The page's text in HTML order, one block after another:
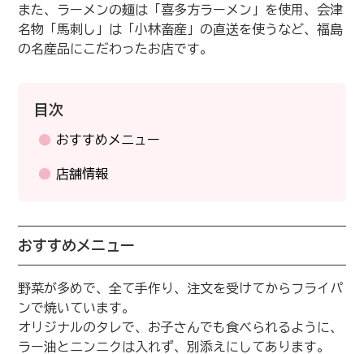
また、ラーメンの麺は「喜多方ラーメン」を使用、会津
名物「馬刺し」は「小林畜産」の直送を使うなど、福島
の名産品にこだわったお店です。
目次
おすすめメニュー
店舗情報
おすすめメニュー
野菜が多めで、全て手作り、注文を受けてからフライパ
ンで焼いています。
オリジナルのタレで、お子さんでも食べられるように、
ラー油とニンニクは入れず、別添えにしてあります。